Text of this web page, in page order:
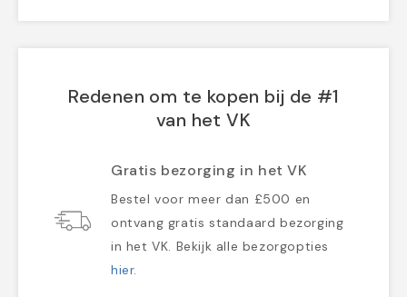
Redenen om te kopen bij de #1
van het VK
Gratis bezorging in het VK
Bestel voor meer dan £500 en
ontvang gratis standaard bezorging
in het VK. Bekijk alle bezorgopties
hier.